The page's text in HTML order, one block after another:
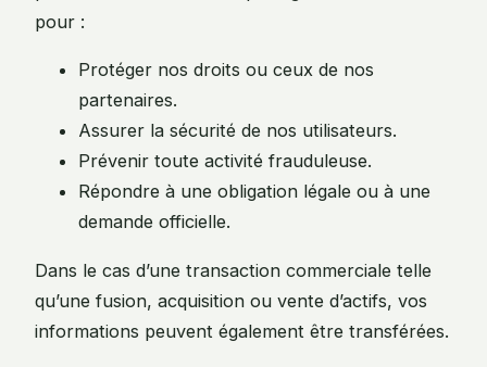
pour :
Protéger nos droits ou ceux de nos
partenaires.
Assurer la sécurité de nos utilisateurs.
Prévenir toute activité frauduleuse.
Répondre à une obligation légale ou à une
demande officielle.
Dans le cas d’une transaction commerciale telle
qu’une fusion, acquisition ou vente d’actifs, vos
informations peuvent également être transférées.